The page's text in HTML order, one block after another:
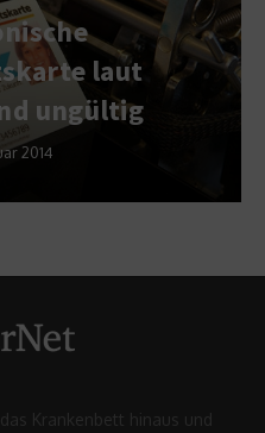
laut
ungültig
2014
Krankenbett hinaus und